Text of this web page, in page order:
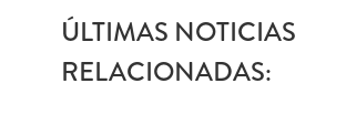
ÚLTIMAS NOTICIAS
RELACIONADAS: